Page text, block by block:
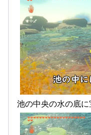
池の中央の水の底に